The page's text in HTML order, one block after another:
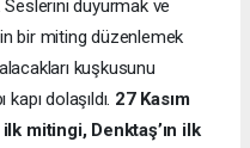
Seslerini duyurmak ve
bir miting düzenlemek
kuşkusunu
dolaşıldı. 27 Kasım
mitingi, Denktaş’ın ilk